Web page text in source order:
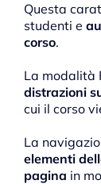
Questa
studenti e
corso.
La modalità
distrazioni
cui il corso
La
elementi
pagina in